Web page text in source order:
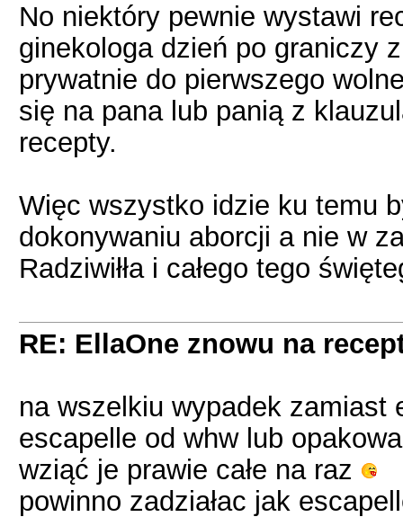
No niektóry pewnie wystawi
ginekologa dzień po graniczy
prywatnie do pierwszego
się na pana lub panią z
recepty.
Więc wszystko idzie ku temu
dokonywaniu aborcji a nie w
Radziwiłła i całego tego
RE: EllaOne znowu na
na wszelkiu wypadek zamiast
escapelle od whw lub
wziąć je prawie całe na raz
powinno zadziałac jak